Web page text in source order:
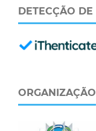
DETECÇÃO
ORGANIZAÇÃO